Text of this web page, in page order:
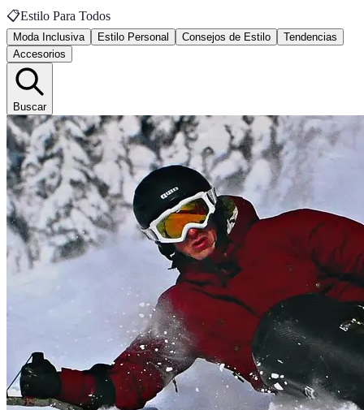
📋Estilo Para Todos
Moda Inclusiva Estilo Personal Consejos de Estilo
Tendencias
Accesorios
Buscar